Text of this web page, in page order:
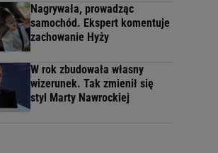
Nagrywała, prowadząc
samochód. Ekspert komentuje
zachowanie Hyży
W rok zbudowała własny
wizerunek. Tak zmienił się
styl Marty Nawrockiej